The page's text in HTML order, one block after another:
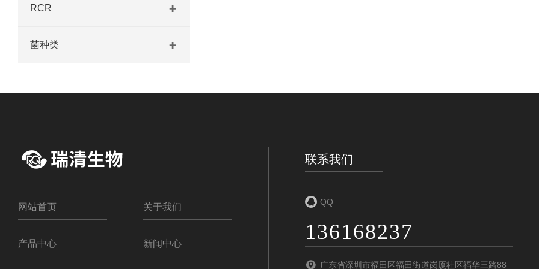
RCR
菌种类
网站首页 关于我们
产品中心 新闻中心
联系我们
QQ
136168237
广东省深圳市福田区福田街道岗厦社区福华三路88